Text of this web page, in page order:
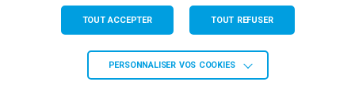
34230 PAULHAN
Tél. 04 67 66 67 66
Agence de Grabels
TOUT ACCEPTER TOUT REFUSER
PERSONNALISER VOS COOKIES